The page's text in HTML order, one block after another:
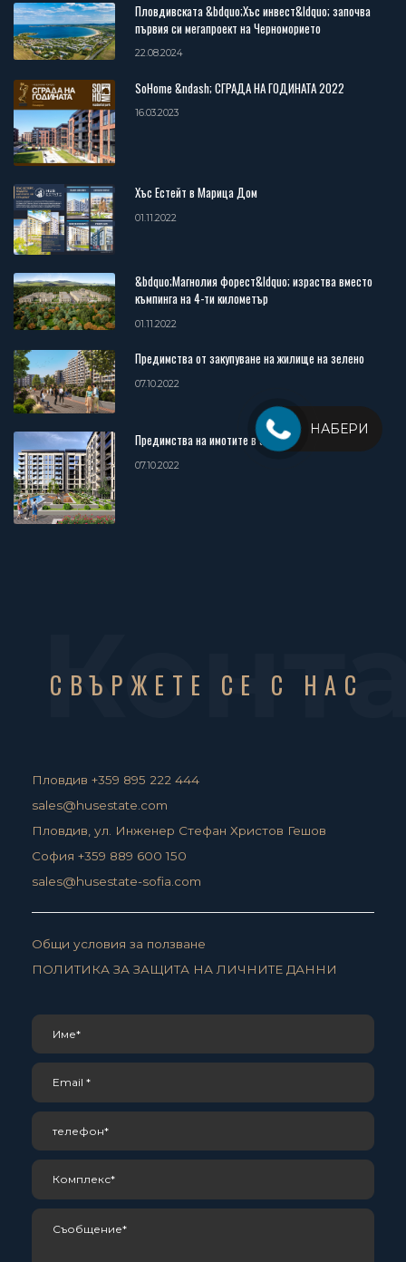
Пловдивската &bdquo;Хъс инвест&ldquo; започва
първия си мегапроект на Черноморието
22.08.2024
SoHome &ndash; СГРАДА НА ГОДИНАТА 2022
16.03.2023
Хъс Естейт в Марица Дом
01.11.2022
&bdquo;Магнолия форест&ldquo; израства вместо
къмпинга на 4-ти километър
01.11.2022
Предимства от закупуване на жилище на зелено
07.10.2022
Предимства на имотите в затворен комплекс
07.10.2022
СВЪРЖЕТЕ СЕ С НАС
Пловдив +359 895 222 444
sales@husestate.com
Пловдив, ул. Инженер Стефан Христов Гешов
София +359 889 600 150
sales@husestate-sofia.com
Общи условия за ползване
ПОЛИТИКА ЗА ЗАЩИТА НА ЛИЧНИТЕ ДАННИ
НАБЕРИ